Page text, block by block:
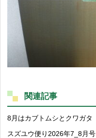
関連記事
8月はカブトムシとクワガタ
スズユウ便り2026年7_8月号